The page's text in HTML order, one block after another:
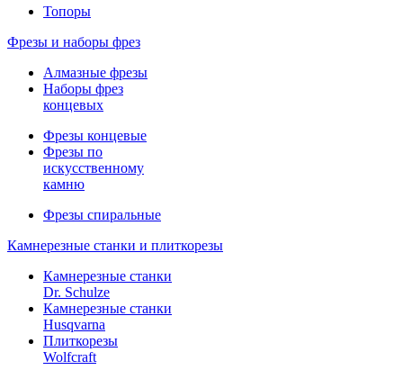
Топоры
Фрезы и наборы фрез
Алмазные фрезы
Наборы фрез
концевых
Фрезы концевые
Фрезы по
искусственному
камню
Фрезы спиральные
Камнерезные станки и плиткорезы
Камнерезные станки
Dr. Schulze
Камнерезные станки
Husqvarna
Плиткорезы
Wolfcraft